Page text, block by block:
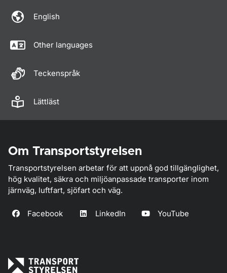
English
Other languages
Teckenspråk
Lättläst
Om Transportstyrelsen
Transportstyrelsen arbetar för att uppnå god tillgänglighet,
hög kvalitet, säkra och miljöanpassade transporter inom
järnväg, luftfart, sjöfart och väg.
Facebook LinkedIn YouTube